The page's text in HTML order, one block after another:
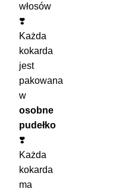
włosów
❣️
Każda
kokarda
jest
pakowana
w
osobne
pudełko
❣️
Każda
kokarda
ma